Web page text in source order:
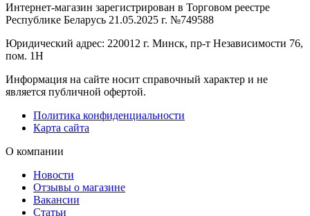
Интернет-магазин зарегистрирован в Торговом реестре
Республике Беларусь 21.05.2025 г. №749588
Юридический адрес: 220012 г. Минск, пр-т Независимости 76,
пом. 1Н
Информация на сайте носит справочный характер и не
является публичной офертой.
Политика конфиденциальности
Карта сайта
О компании
Новости
Отзывы о магазине
Вакансии
Статьи